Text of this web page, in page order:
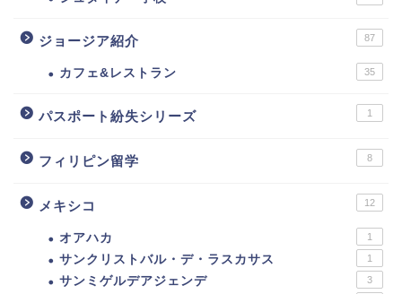
ジョージア紹介 87
カフェ&レストラン 35
パスポート紛失シリーズ 1
フィリピン留学 8
メキシコ 12
オアハカ 1
サンクリストバル・デ・ラスカサス 1
サンミゲルデアジェンデ 3